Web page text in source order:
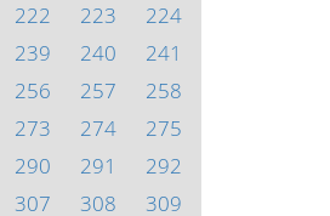
222 223
224
239 240
241
256 257
258
273 274
275
290 291
292
307 308 309